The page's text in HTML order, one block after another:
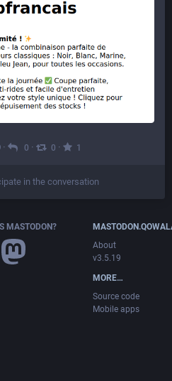
· 0 · 0 · 1
in the conversation
MASTODON?
About
v3.5.19
MORE…
Source code
Mobile apps